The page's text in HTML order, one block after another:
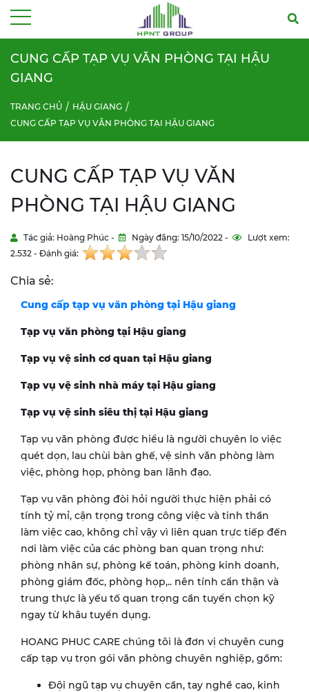
CUNG CẤP TẠP VỤ VĂN PHÒNG TẠI HẬU
GIANG
TRANG CHỦ
HẬU GIANG
CUNG CẤP TẠP VỤ VĂN PHÒNG TẠI HẬU GIANG
CUNG CẤP TẠP VỤ VĂN
PHÒNG TẠI HẬU GIANG
Tác giả: Hoàng Phúc - Ngày đăng: 15/10/2022 -
Lượt xem:
2.532 - Đánh giá:
Chia sẻ:
Cung cấp tạp vụ văn phòng tại Hậu giang
Tạp vụ văn phòng tại Hậu giang
Tạp vụ vệ sinh cơ quan tại Hậu giang
Tạp vụ vệ sinh nhà máy tại Hậu giang
Tạp vụ vệ sinh siêu thị tại Hậu giang
Tạp vụ văn phòng được hiểu là người chuyên lo việc
quét dọn, lau chùi bàn ghế, vệ sinh văn phòng làm
việc, phòng họp, phòng ban lãnh đạo.
Tạp vụ văn phòng đòi hỏi người thực hiện phải có
tính tỷ mỉ, cận trọng trong công việc và tinh thần
làm việc cao, không chỉ vậy vì liên quan trực tiếp đến
nơi làm việc của các phòng ban quan trọng như:
phòng nhân sự, phòng kế toán, phòng kinh doanh,
phòng giám đốc, phòng họp,.. nên tính cẩn thận và
trung thực là yếu tố quan trọng cần tuyển chọn kỹ
ngay từ khâu tuyển dụng.
HOANG PHUC CARE chúng tôi là đơn vị chuyên cung
cấp tạp vụ trọn gói văn phòng chuyên nghiệp, gồm:
Đội ngũ tạp vụ chuyên cần, tay nghề cao, kinh